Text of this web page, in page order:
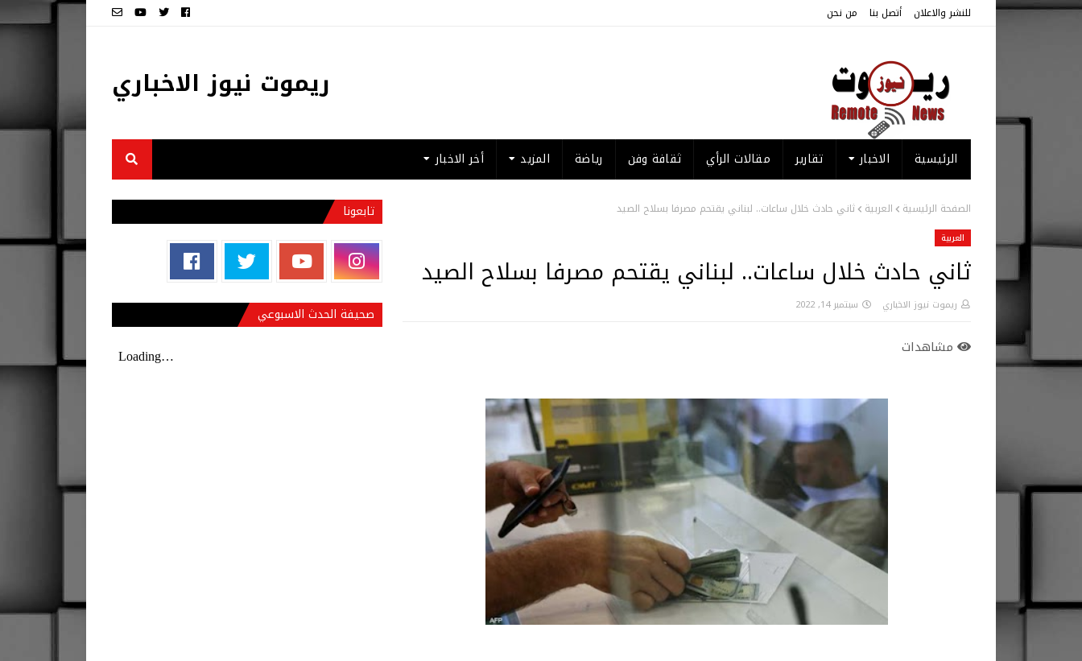
للنشر والاعلان أتصل بنا من نحن
ريموت نيوز الاخباري
الرئيسية الاخبار تقارير مقالات الرأي ثقافة وفن رياضة المزيد أخر الاخبار
الصفحة الرئيسية العربية ثاني حادث خلال ساعات.. لبناني يقتحم مصرفا بسلاح الصيد
العربية
ثاني حادث خلال ساعات.. لبناني يقتحم مصرفا بسلاح الصيد
ريموت نيوز الاخباري سبتمبر 14, 2022
مشاهدات
تابعونا
صحيفة الحدث الاسبوعي